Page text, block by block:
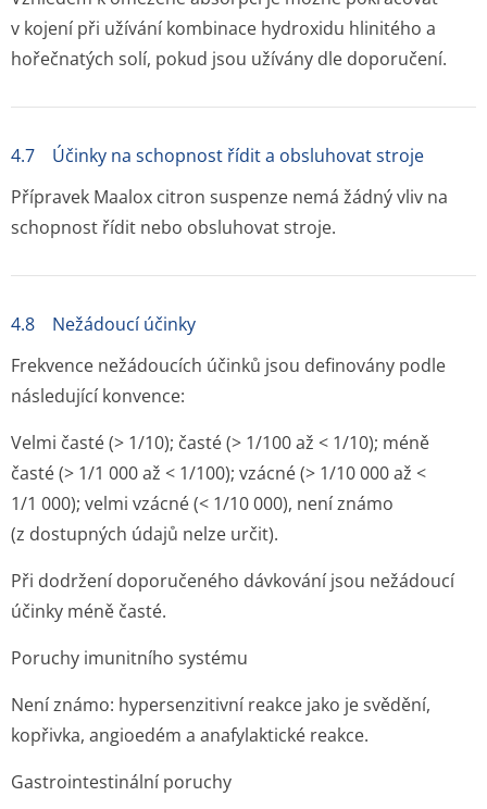
v kojení při užívání kombinace hydroxidu hlinitého a
hořečnatých solí, pokud jsou užívány dle doporučení.
4.7 Účinky na schopnost řídit a obsluhovat stroje
Přípravek Maalox citron suspenze nemá žádný vliv na
schopnost řídit nebo obsluhovat stroje.
4.8 Nežádoucí účinky
Frekvence nežádoucích účinků jsou definovány podle
následující konvence:
Velmi časté (> 1/10); časté (> 1/100 až < 1/10); méně
časté (> 1/1 000 až < 1/100); vzácné (> 1/10 000 až <
1/1 000); velmi vzácné (< 1/10 000), není známo
(z dostupných údajů nelze určit).
Při dodržení doporučeného dávkování jsou nežádoucí
účinky méně časté.
Poruchy imunitního systému
Není známo: hypersenzitivní reakce jako je svědění,
kopřivka, angioedém a anafylaktické reakce.
Gastrointestinální poruchy